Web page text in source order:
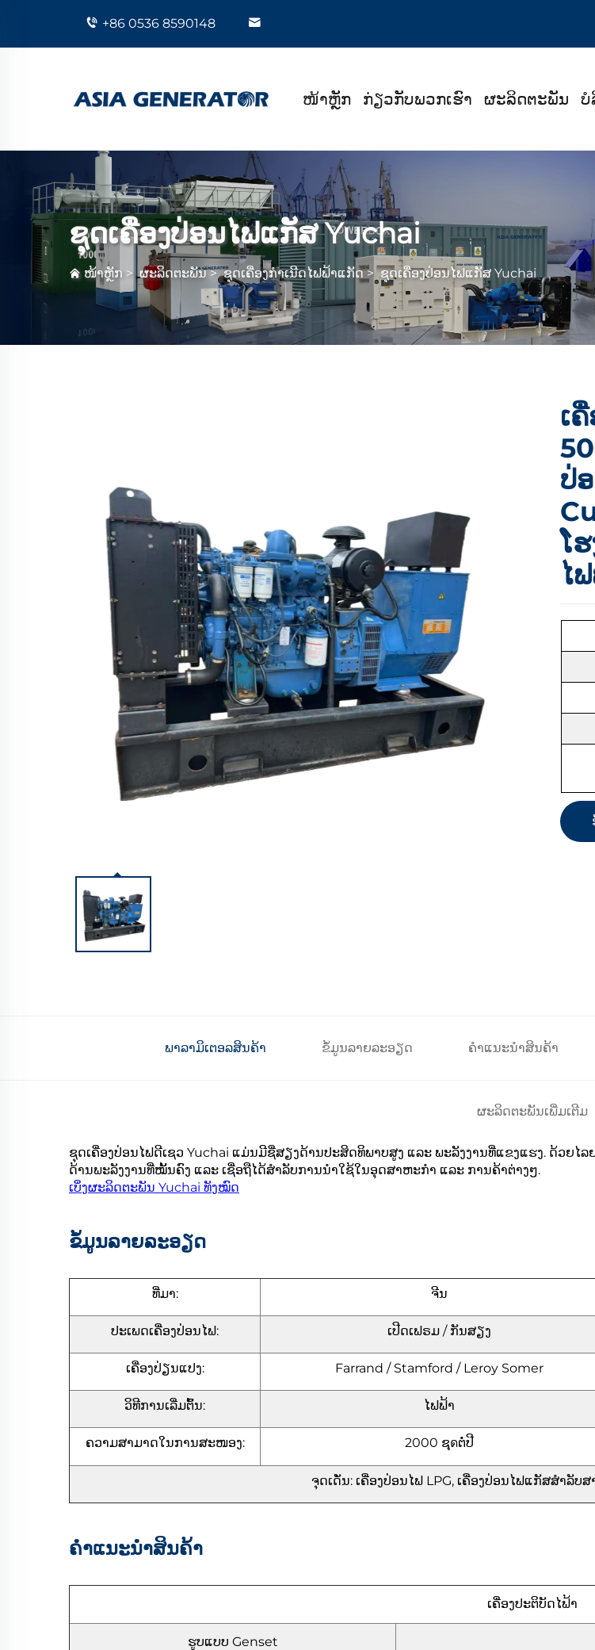
+86 0536 8590148
ໜ້າຫຼັກ ກ່ຽວກັບພວກເຮົາ ຜະລິດຕະພັນ ບໍ
ຊຸດເຄື່ອງປ່ອນໄຟແກັສ Yuchai
ໜ້າຫຼັກ >ຜະລິດຕະພັນ>ຊຸດເຄື່ອງກໍາເນີດໄຟຟ້າແກັດ>ຊຸດເຄື່ອງປ່ອນໄຟແກັສ Yuchai
ເ
ປ່
ໂ
ໄ
ພາລາມິເຕອລສິນຄ້າ ຂໍ້ມູນລາຍລະອຽດ ຄຳແນະນຳສິນຄ້າ
ຜະລິດຕະພັນເພີ່ມເຕີມ
ຊຸດເຄື່ອງປ່ອນໄຟດີເຊວ Yuchai ແມ່ນມີຊື່ສຽງດ້ານປະສິດທິພາບສູງ ແລະ ພະລັງງານທີ່ແຂງແຮງ. ດ້ວຍ
ດ້ານພະລັງງານທີ່ໝັ້ນຄົງ ແລະ ເຊື່ອຖືໄດ້ສຳລັບການນຳໃຊ້ໃນອຸດສາຫະກຳ ແລະ ການຄ້າຕ່າງໆ.
ເບິ່ງຜະລິດຕະພັນ Yuchai ທັງໝົດ
ຂໍ້ມູນລາຍລະອຽດ
ທີ່ມາ: ຈີນ
ປະເພດເຄື່ອງປ່ອນໄຟ: ເປີດເຟຣມ / ກັນສຽງ
ເຄື່ອງປ່ຽນແປງ: Farrand / Stamford / Leroy Somer
ວິທີການເລີ່ມຕົ້ນ: ໄຟຟ້າ
ຄວາມສາມາດໃນການສະໜອງ: 2000 ຊุดຕໍ່ປີ
ຈຸດເດັ່ນ: ເຄື່ອງປ່ອນໄຟ LPG, ເຄື່ອງປ່ອນໄຟແກັສສຳລັບ
ຄຳແນະນຳສິນຄ້າ
ເຄື່ອງປະຕິບັດໄຟ້າ
ຮູບແບບ Genset